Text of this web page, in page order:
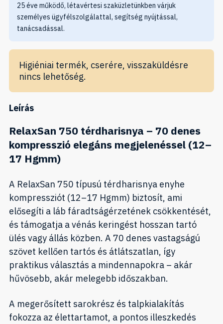
25 éve működő, létavértesi szaküzletünkben várjuk
személyes ügyfélszolgálattal, segítség nyújtással,
tanácsadással.
Higiéniai termék, cserére, visszaküldésre
nincs lehetőség.
Leírás
RelaxSan 750 térdharisnya – 70 denes
kompresszió elegáns megjelenéssel (12–
17 Hgmm)
A RelaxSan 750 típusú térdharisnya enyhe
kompressziót (12–17 Hgmm) biztosít, ami
elősegíti a láb fáradtságérzetének csökkentését,
és támogatja a vénás keringést hosszan tartó
ülés vagy állás közben. A 70 denes vastagságú
szövet kellően tartós és átlátszatlan, így
praktikus választás a mindennapokra – akár
hűvösebb, akár melegebb időszakban.
A megerősített sarokrész és talpkialakítás
fokozza az élettartamot, a pontos illeszkedés